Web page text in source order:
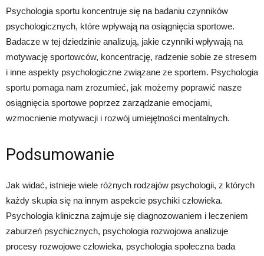
Psychologia sportu koncentruje się na badaniu czynników
psychologicznych, które wpływają na osiągnięcia sportowe.
Badacze w tej dziedzinie analizują, jakie czynniki wpływają na
motywację sportowców, koncentrację, radzenie sobie ze stresem
i inne aspekty psychologiczne związane ze sportem. Psychologia
sportu pomaga nam zrozumieć, jak możemy poprawić nasze
osiągnięcia sportowe poprzez zarządzanie emocjami,
wzmocnienie motywacji i rozwój umiejętności mentalnych.
Podsumowanie
Jak widać, istnieje wiele różnych rodzajów psychologii, z których
każdy skupia się na innym aspekcie psychiki człowieka.
Psychologia kliniczna zajmuje się diagnozowaniem i leczeniem
zaburzeń psychicznych, psychologia rozwojowa analizuje
procesy rozwojowe człowieka, psychologia społeczna bada